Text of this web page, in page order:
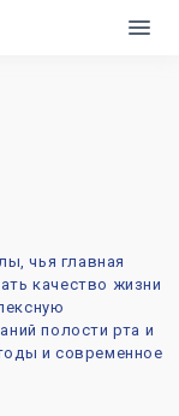
чья главная
качество жизни
полости рта и
и современное